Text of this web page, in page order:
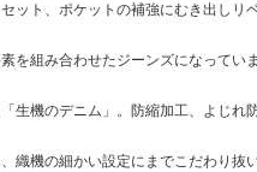
ット、ポケットの補強にむき出しリ
を組み合わせたジーンズになってい
「生機のデニム」。防縮加工、よじ
織機の細かい設定にまでこだわり